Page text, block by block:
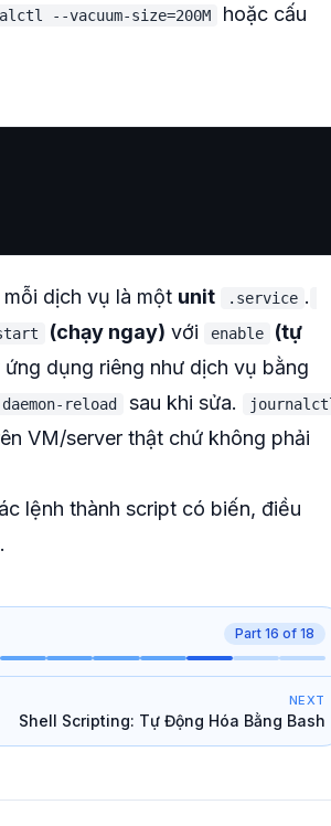
--vacuum-size=200M
hoặc cấu
dịch vụ là một unit .service .
(chạy ngay) với enable
(tự
dụng riêng như dịch vụ bằng
daemon-reload sau khi sửa.
VM/server thật chứ không phải
lệnh thành script có biến, điều
Part 16 of 18
NEXT
Shell Scripting: Tự Động Hóa Bằng Bash